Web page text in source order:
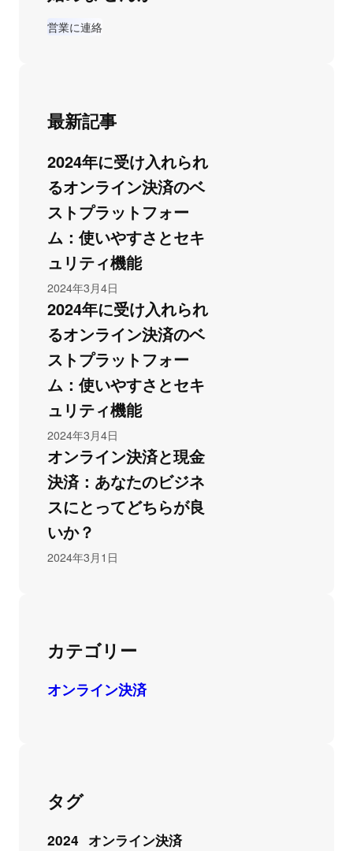
営業に連絡
最新記事
2024年に受け入れられ
るオンライン決済のベ
ストプラットフォー
ム：使いやすさとセキ
ュリティ機能
2024年3月4日
2024年に受け入れられ
るオンライン決済のベ
ストプラットフォー
ム：使いやすさとセキ
ュリティ機能
2024年3月4日
オンライン決済と現金
決済：あなたのビジネ
スにとってどちらが良
いか？
2024年3月1日
カテゴリー
オンライン決済
タグ
2024 オンライン決済